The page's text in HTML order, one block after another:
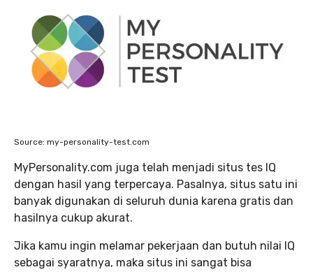
Source: my-personality-test.com
MyPersonality.com juga telah menjadi situs tes IQ
dengan hasil yang terpercaya. Pasalnya, situs satu ini
banyak digunakan di seluruh dunia karena gratis dan
hasilnya cukup akurat.
Jika kamu ingin melamar pekerjaan dan butuh nilai IQ
sebagai syaratnya, maka situs ini sangat bisa